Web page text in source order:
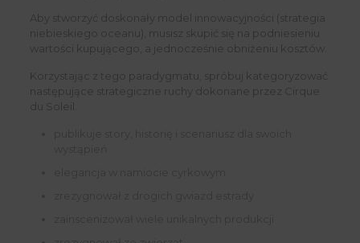
Aby stworzyć doskonały model innowacyjności (strategia
niebieskiego oceanu), musisz skupić się na podniesieniu
wartości kupującego, a jednocześnie obniżeniu kosztów.
Korzystając z tego paradygmatu, spróbuj kategoryzować
następujące strategiczne ruchy dokonane przez Cirque
du Soleil.